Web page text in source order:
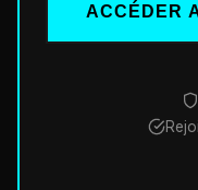
ACCÉDER